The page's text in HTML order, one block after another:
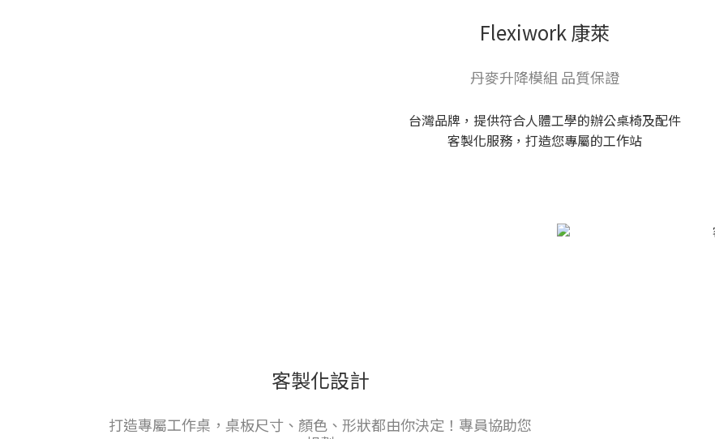
Flexiwork 康萊
丹麥升降模組 品質保證
台灣品牌，提供符合人體工學的辦公桌椅及配件
客製化服務，打造您專屬的工作站
客製化設計
打造專屬工作桌，桌板尺寸、顏色、形狀都由你決定！專員協助您